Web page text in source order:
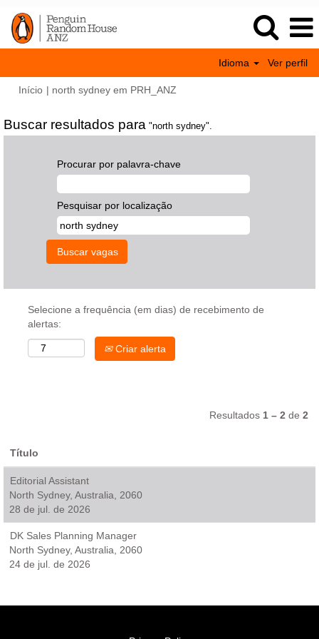
Idioma Ver perfil
Início | north sydney em PRH_ANZ
Buscar resultados para "north sydney".
Procurar por palavra-chave
Pesquisar por localização
Selecione a frequência (em dias) de recebimento de
alertas:
Criar alerta
Resultados 1 – 2 de 2
Título
Editorial Assistant
North Sydney, Australia, 2060
28 de jul. de 2026
DK Sales Planning Manager
North Sydney, Australia, 2060
24 de jul. de 2026